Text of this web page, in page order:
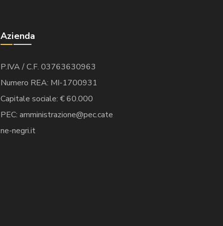
Azienda
P.IVA / C.F. 03763630963
Numero REA: MI-1700931
Capitale sociale: € 60.000
PEC: amministrazione@pec.cate
ne-negri.it